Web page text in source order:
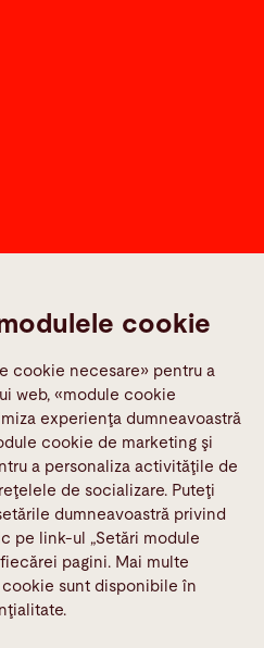
cookie
cookie necesare» pentru a
web, «module cookie
experienţa dumneavoastră
cookie de marketing şi
a personaliza activităţile de
de socializare. Puteţi
dumneavoastră privind
pe link-ul „Setări module
pagini. Mai multe
sunt disponibile în